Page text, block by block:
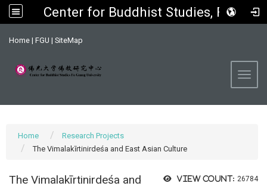
Center for Buddhist Studies, FGU
Home | FGU | SiteMap
Home
Research Projects
The Vimalakīrtinirdeśa and East Asian Culture
View count: 26784
The Vimalakīrtinirdeśa and